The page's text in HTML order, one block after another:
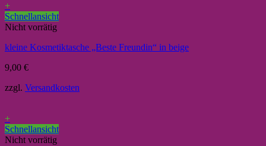
+
Schnellansicht
Nicht vorrätig
kleine Kosmetiktasche „Beste Freundin“ in beige
9,00 €
zzgl. Versandkosten
+
Schnellansicht
Nicht vorrätig